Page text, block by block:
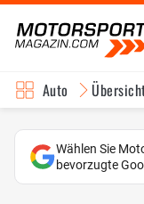
Auto
Wählen Sie
bevorzugte